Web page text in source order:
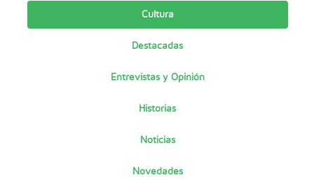
Cultura
Destacadas
Entrevistas y Opinión
Historias
Noticias
Novedades